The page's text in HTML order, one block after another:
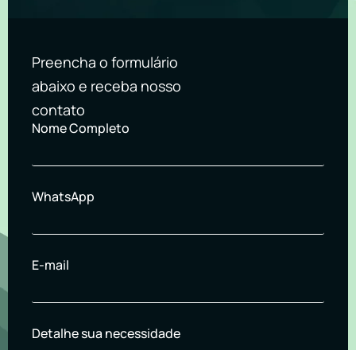
Preencha o formulário
abaixo e receba nosso
contato
Nome Completo
WhatsApp
E-mail
Detalhe sua necessidade